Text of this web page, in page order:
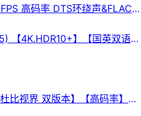
高码率 DTS环绕声&FLAC
【4K.HDR10+】【国英双语/
效四字幕】
比视界 双版本】【高码率】